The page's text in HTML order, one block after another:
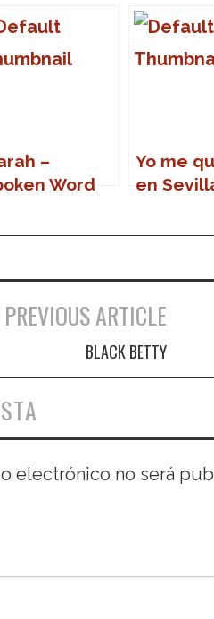
–
Word
Yo me
en
PREVIOUS ARTICLE
BLACK BETTY
electrónico no será